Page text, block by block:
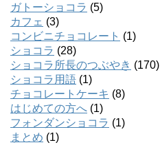
ガトーショコラ (5)
カフェ (3)
コンビニチョコレート (1)
ショコラ (28)
ショコラ所長のつぶやき (170)
ショコラ用語 (1)
チョコレートケーキ (8)
はじめての方へ (1)
フォンダンショコラ (1)
まとめ (1)